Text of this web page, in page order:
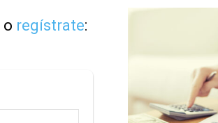
o regístrate: